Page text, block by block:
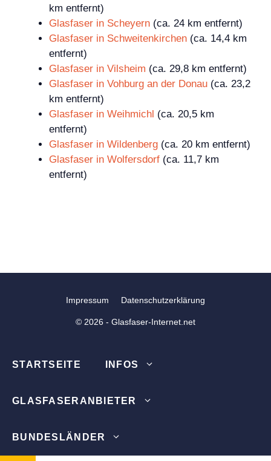
km entfernt)
Glasfaser in Scheyern (ca. 24 km entfernt)
Glasfaser in Schweitenkirchen (ca. 14,4 km
entfernt)
Glasfaser in Vilsheim (ca. 29,8 km entfernt)
Glasfaser in Vohburg an der Donau (ca. 23,2
km entfernt)
Glasfaser in Weihmichl (ca. 20,5 km
entfernt)
Glasfaser in Wildenberg (ca. 20 km entfernt)
Glasfaser in Wolfersdorf (ca. 11,7 km
entfernt)
Impressum Datenschutzerklärung
© 2026 - Glasfaser-Internet.net
STARTSEITE INFOS
GLASFASERANBIETER
BUNDESLÄNDER